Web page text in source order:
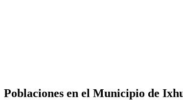
Poblaciones en el Municipio de